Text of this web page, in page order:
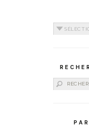
Catégories